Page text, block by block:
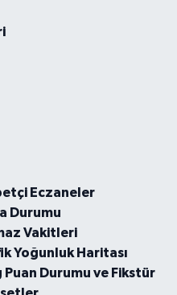
Eczaneler
Durumu
Vakitleri
Yoğunluk Haritası
Puan Durumu ve Fikstür